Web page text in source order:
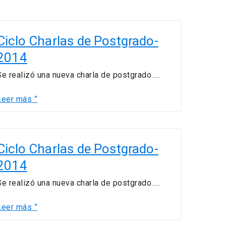
Charlas de Postgrado-
realizó una nueva charla de postgrado…..
más ”
Charlas de Postgrado-
realizó una nueva charla de postgrado…..
más ”